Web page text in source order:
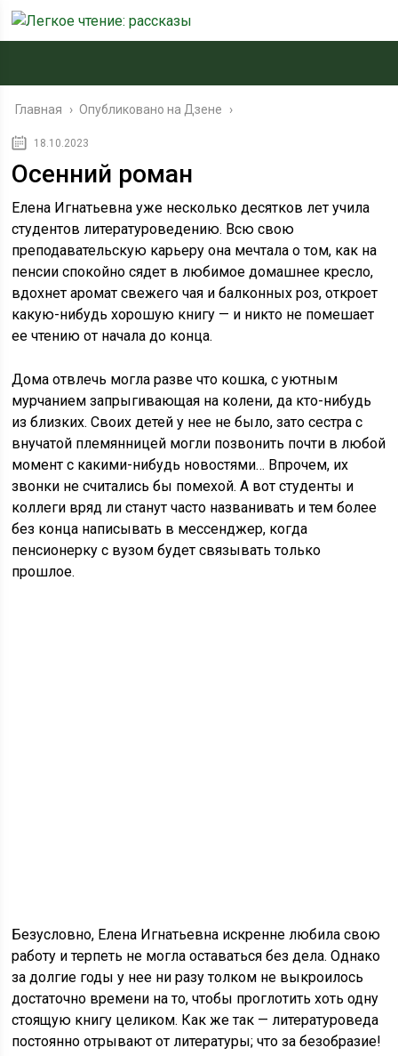
Главная › Опубликовано на Дзене ›
18.10.2023
Осенний роман
Елена Игнатьевна уже несколько десятков лет учила
студентов литературоведению. Всю свою
преподавательскую карьеру она мечтала о том, как на
пенсии спокойно сядет в любимое домашнее кресло,
вдохнет аромат свежего чая и балконных роз, откроет
какую-нибудь хорошую книгу — и никто не помешает
ее чтению от начала до конца.
Дома отвлечь могла разве что кошка, с уютным
мурчанием запрыгивающая на колени, да кто-нибудь
из близких. Своих детей у нее не было, зато сестра с
внучатой племянницей могли позвонить почти в любой
момент с какими-нибудь новостями… Впрочем, их
звонки не считались бы помехой. А вот студенты и
коллеги вряд ли станут часто названивать и тем более
без конца написывать в мессенджер, когда
пенсионерку с вузом будет связывать только
прошлое.
Безусловно, Елена Игнатьевна искренне любила свою
работу и терпеть не могла оставаться без дела. Однако
за долгие годы у нее ни разу толком не выкроилось
достаточно времени на то, чтобы проглотить хоть одну
стоящую книгу целиком. Как же так — литературоведа
постоянно отрывают от литературы; что за безобразие!